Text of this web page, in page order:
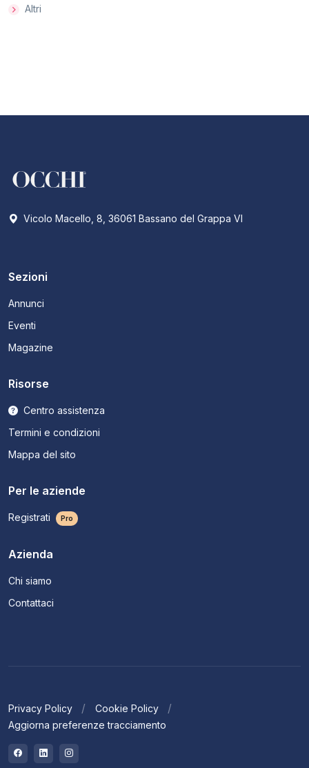
Altri
Vicolo Macello, 8, 36061 Bassano del Grappa VI
Sezioni
Annunci
Eventi
Magazine
Risorse
Centro assistenza
Termini e condizioni
Mappa del sito
Per le aziende
Registrati Pro
Azienda
Chi siamo
Contattaci
Privacy Policy
Cookie Policy
Aggiorna preferenze tracciamento